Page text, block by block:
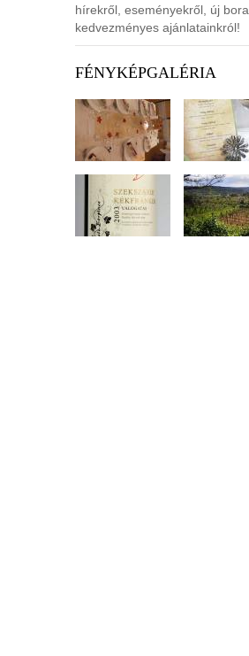
hírekről, eseményekről, új
kedvezményes ajánlatainkról!
FÉNYKÉPGALÉRIA